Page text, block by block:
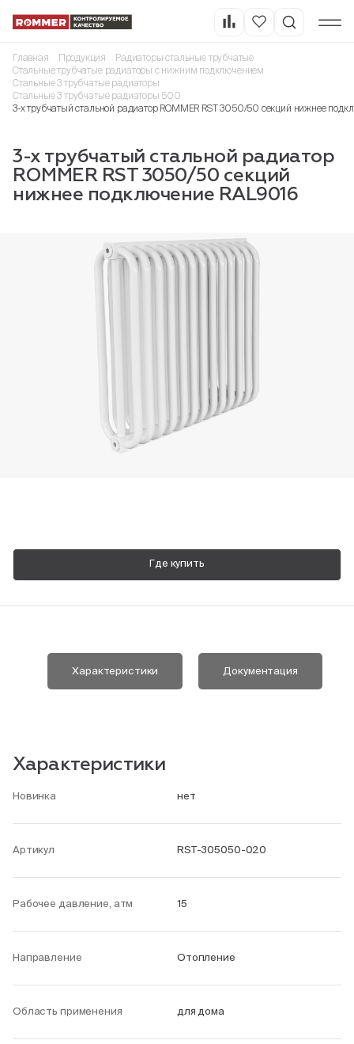
Пн-Пт, 9:00—18:00
Главная Продукция
Радиаторы стальные трубчатые
Стальные трубчатые радиаторы с нижним подключением
Стальные 3 трубчатые радиаторы
Стальные 3 трубчатые радиаторы 500
3-х трубчатый стальной радиатор ROMMER RST 3050/50 секций нижнее
3-х трубчатый стальной радиатор
ROMMER RST 3050/50 секций
нижнее подключение RAL9016
Где купить
Характеристики Документация
Характеристики
Новинка нет
Артикул RST-305050-020
Рабочее давление, атм 15
Направление Отопление
Область применения для дома